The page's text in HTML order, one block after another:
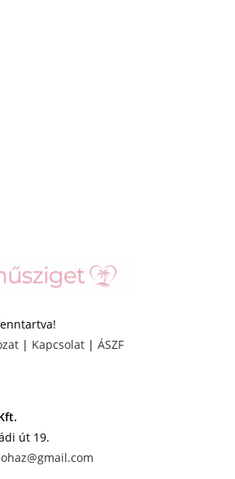
| Kapcsolat |ÁSZF
út 19.